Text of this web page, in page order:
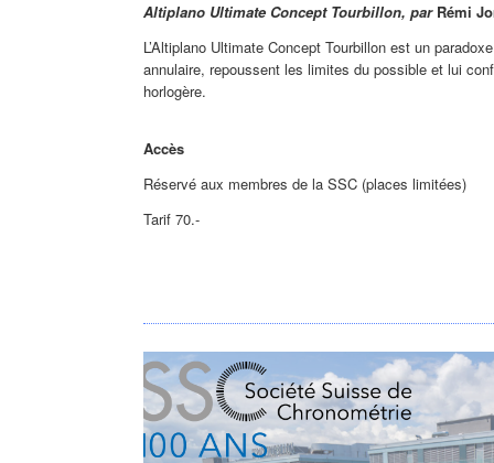
Altiplano Ultimate Concept Tourbillon, par Rémi
L’Altiplano Ultimate Concept Tourbillon est un
annulaire, repoussent les limites du possible et lui
horlogère.
Accès
Réservé aux membres de la SSC (places limitées)
Tarif 70.-